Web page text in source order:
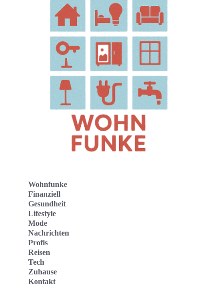
Wohnfunke
Finanziell
Gesundheit
Lifestyle
Mode
Nachrichten
Profis
Reisen
Tech
Zuhause
Kontakt